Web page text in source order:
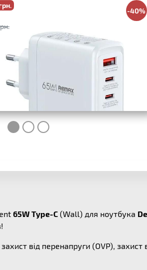
-40%
65W Type-C (Wall) для ноутбука
від перенапруги (OVP),